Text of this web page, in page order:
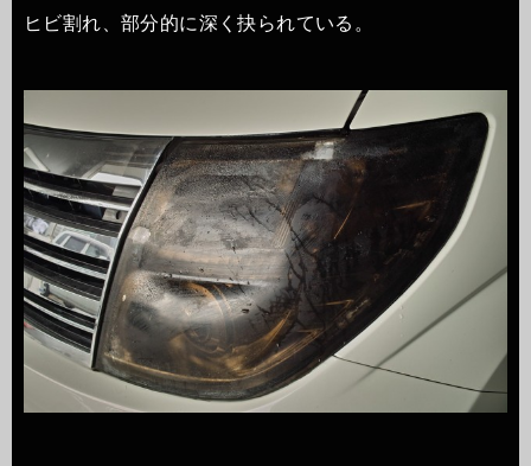
ヒビ割れ、部分的に深く抉られている。